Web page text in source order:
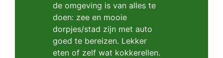
de omgeving is van alles te
doen: zee en mooie
dorpjes/stad zijn met auto
goed te bereizen. Lekker
eten of zelf wat kokkerellen.